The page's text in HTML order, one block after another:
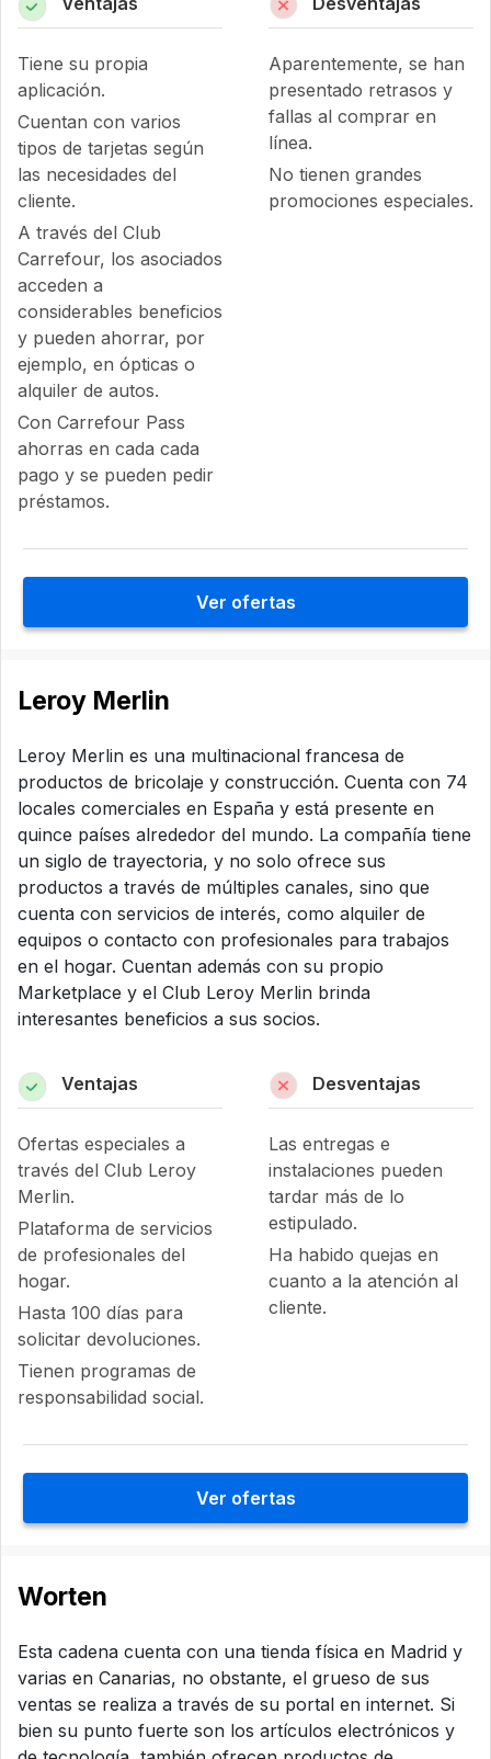
Tiene su propia
aplicación.
Cuentan con varios
tipos de tarjetas según
las necesidades del
cliente.
A través del Club
Carrefour, los asociados
acceden a
considerables beneficios
y pueden ahorrar, por
ejemplo, en ópticas o
alquiler de autos.
Con Carrefour Pass
ahorras en cada cada
pago y se pueden pedir
préstamos.
Aparentemente, se han
presentado retrasos y
fallas al comprar en
línea.
No tienen grandes
promociones especiales.
Ver ofertas
Leroy Merlin
Leroy Merlin es una multinacional francesa de
productos de bricolaje y construcción. Cuenta con 74
locales comerciales en España y está presente en
quince países alrededor del mundo. La compañía tiene
un siglo de trayectoria, y no solo ofrece sus
productos a través de múltiples canales, sino que
cuenta con servicios de interés, como alquiler de
equipos o contacto con profesionales para trabajos
en el hogar. Cuentan además con su propio
Marketplace y el Club Leroy Merlin brinda
interesantes beneficios a sus socios.
Ventajas
Ofertas especiales a
través del Club Leroy
Merlin.
Plataforma de servicios
de profesionales del
hogar.
Hasta 100 días para
solicitar devoluciones.
Tienen programas de
responsabilidad social.
Desventajas
Las entregas e
instalaciones pueden
tardar más de lo
estipulado.
Ha habido quejas en
cuanto a la atención al
cliente.
Ver ofertas
Worten
Esta cadena cuenta con una tienda física en Madrid y
varias en Canarias, no obstante, el grueso de sus
ventas se realiza a través de su portal en internet. Si
bien su punto fuerte son los artículos electrónicos y